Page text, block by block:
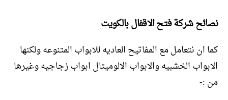
نصائح شركة فتح الاقفال بالكويت
كما ان نتعامل مع المفاتيح العاديه للابواب المتنوعه ولكنها
الابواب الخشبيه والابواب الالوميتال ابواب زجاجيه وغيرها
من :-